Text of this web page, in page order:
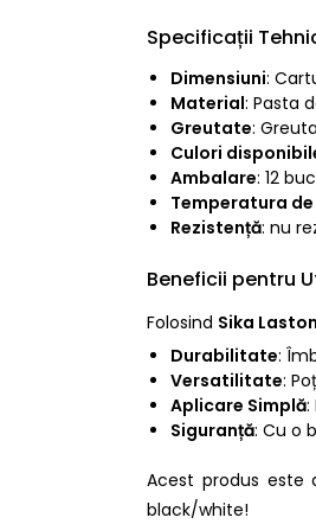
Specificații
Dimensiuni:
Material: Pasta
Greutate:
Culori
Ambalare: 12
Temperatura
Rezistență: nu
Beneficii pentru
Folosind Sika
Durabilitate:
Versatilitate:
Aplicare Simplă:
Siguranță: Cu o
Acest produs este
black/white!